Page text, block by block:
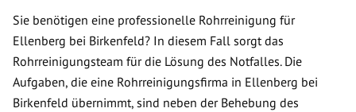
Sie benötigen eine professionelle Rohrreinigung für
Ellenberg bei Birkenfeld? In diesem Fall sorgt das
Rohrreinigungsteam für die Lösung des Notfalles. Die
Aufgaben, die eine Rohrreinigungsfirma in Ellenberg bei
Birkenfeld übernimmt, sind neben der Behebung des